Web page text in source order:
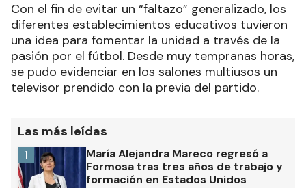
Con el fin de evitar un “faltazo” generalizado, los
diferentes establecimientos educativos tuvieron
una idea para fomentar la unidad a través de la
pasión por el fútbol. Desde muy tempranas horas,
se pudo evidenciar en los salones multiusos un
televisor prendido con la previa del partido.
Las más leídas
María Alejandra Mareco regresó a
Formosa tras tres años de trabajo y
formación en Estados Unidos
1